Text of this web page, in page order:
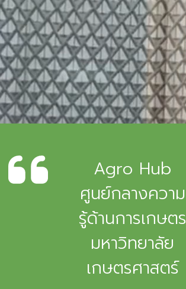
Agro Hub
ศูนย์กลางความ
รู้ด้านการเกษตร
มหาวิทยาลัย
เกษตรศาสตร์